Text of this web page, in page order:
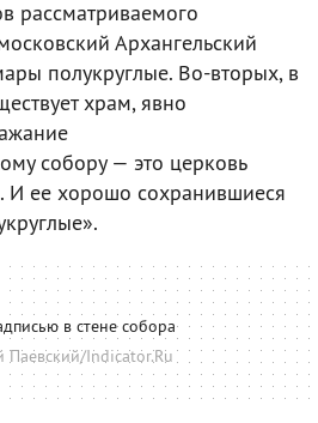
рассматриваемого
Архангельский
полукруглые. Во-вторых, в
храм, явно
собору — это церковь
И ее хорошо сохранившиеся
в стене собора
Паевский/Indicator.Ru